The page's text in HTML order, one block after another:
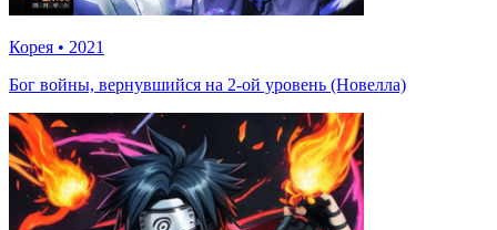
Корея • 2021
Бог войны, вернувшийся на 2-ой уровень (Новелла)